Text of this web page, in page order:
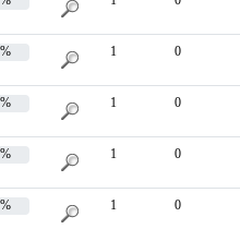
1 0
1 0
1 0
1 0